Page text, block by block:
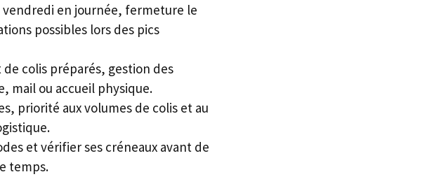
vendredi en journée, fermeture le
possibles lors des pics
colis préparés, gestion des
mail ou accueil physique.
priorité aux volumes de colis et au
et vérifier ses créneaux avant de
temps.